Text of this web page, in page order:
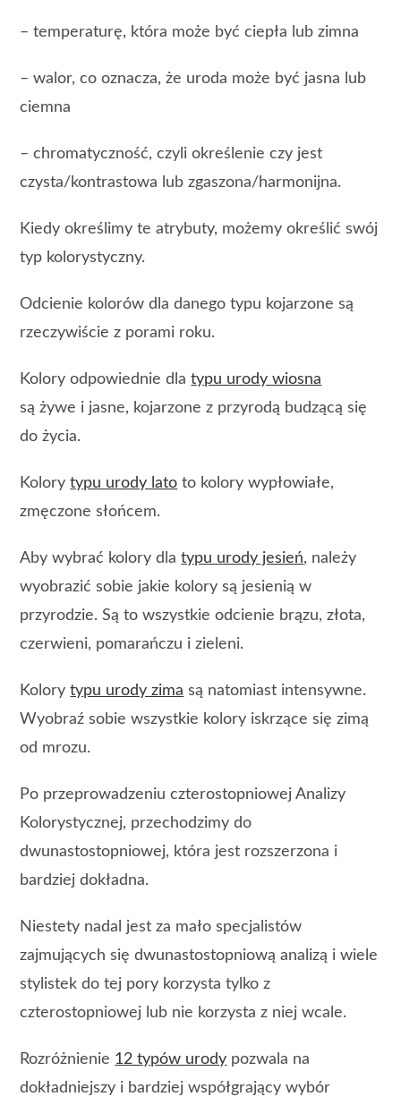
– temperaturę, która może być ciepła lub zimna
– walor, co oznacza, że uroda może być jasna lub
ciemna
– chromatyczność, czyli określenie czy jest
czysta/kontrastowa lub zgaszona/harmonijna.
Kiedy określimy te atrybuty, możemy określić swój
typ kolorystyczny.
Odcienie kolorów dla danego typu kojarzone są
rzeczywiście z porami roku.
Kolory odpowiednie dlatypu urody wiosna
są żywe i jasne, kojarzone z przyrodą budzącą się
do życia.
Kolorytypu urody lato to kolory wypłowiałe,
zmęczone słońcem.
Aby wybrać kolory dlatypu urody jesień, należy
wyobrazić sobie jakie kolory są jesienią w
przyrodzie. Są to wszystkie odcienie brązu, złota,
czerwieni, pomarańczu i zieleni.
Kolorytypu urody zima są natomiast intensywne.
Wyobraź sobie wszystkie kolory iskrzące się zimą
od mrozu.
Po przeprowadzeniu czterostopniowej Analizy
Kolorystycznej, przechodzimy do
dwunastostopniowej, która jest rozszerzona i
bardziej dokładna.
Niestety nadal jest za mało specjalistów
zajmujących się dwunastostopniową analizą i wiele
stylistek do tej pory korzysta tylko z
czterostopniowej lub nie korzysta z niej wcale.
Rozróżnienie 12 typów urody pozwala na
dokładniejszy i bardziej współgrający wybór